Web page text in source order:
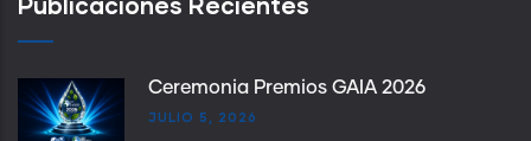
Ceremonia Premios GAIA 2026
JULIO 5, 2026